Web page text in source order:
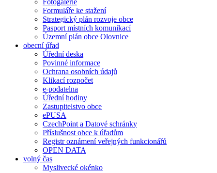
Fotogalerie
Formuláře ke stažení
Strategický plán rozvoje obce
Pasport místních komunikací
Územní plán obce Olovnice
obecní úřad
Úřední deska
Povinné informace
Ochrana osobních údajů
Klikací rozpočet
e-podatelna
Úřední hodiny
Zastupitelstvo obce
ePUSA
CzechPoint a Datové schránky
Příslušnost obce k úřadům
Registr oznámení veřejných funkcionářů
OPEN DATA
volný čas
Myslivecké okénko